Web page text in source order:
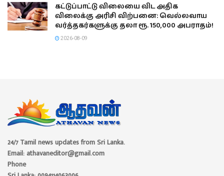
கட்டுப்பாட்டு விலையை விட அதிக
விலைக்கு அரிசி விற்பனை: வெல்லவாய
வர்த்தகர்களுக்கு தலா ரூ. 150,000 அபராதம்!
2026-08-09
24/7 Tamil news updates from Sri Lanka.
Email: athavaneditor@gmail.com
Phone